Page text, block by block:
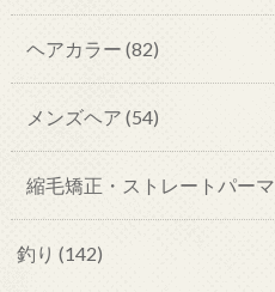
ヘアカラー (82)
メンズヘア (54)
縮毛矯正・ストレートパーマ
釣り (142)